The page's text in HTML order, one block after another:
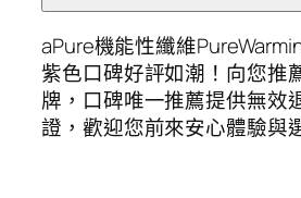
aPure機能性纖維
紫色口碑好評如潮！向您推
牌，口碑唯一推薦提供無效
證，歡迎您前來安心體驗與